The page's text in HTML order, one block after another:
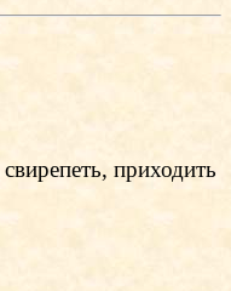
приходить